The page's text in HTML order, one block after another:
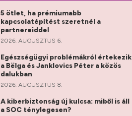
5 ötlet, ha prémiumabb
kapcsolatépítést szeretnél a
partnereiddel
2026. AUGUSZTUS 6.
Egészségügyi problémákról értekezik
a Bëlga és Janklovics Péter a közös
dalukban
2026. AUGUSZTUS 8.
A kiberbiztonság új kulcsa: miből is áll
a SOC ténylegesen?